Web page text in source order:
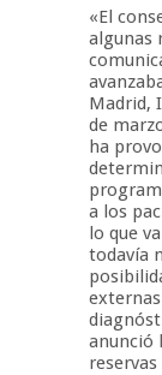
«El
algunas
Madrid,
de
ha
a los
lo que
todavía
anunció